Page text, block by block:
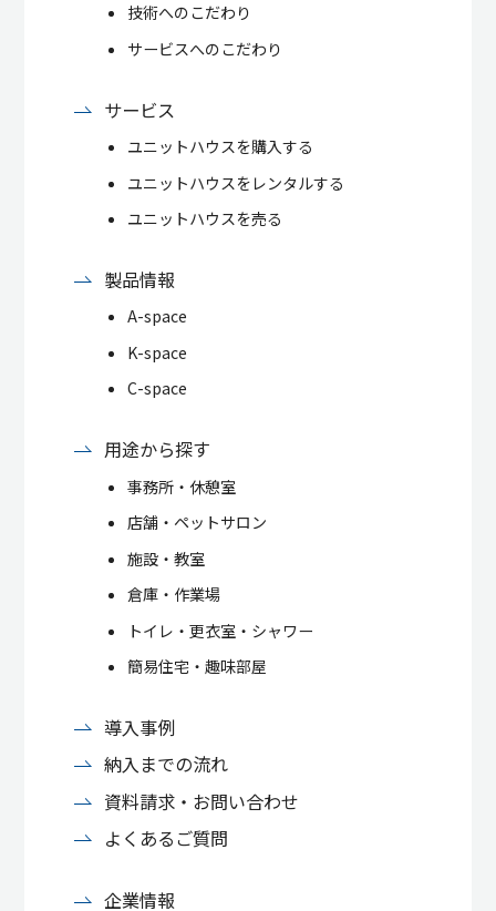
技術へのこだわり
サービスへのこだわり
サービス
ユニットハウスを購入する
ユニットハウスをレンタルする
ユニットハウスを売る
製品情報
A-space
K-space
C-space
用途から探す
事務所・休憩室
店舗・ペットサロン
施設・教室
倉庫・作業場
トイレ・更衣室・シャワー
簡易住宅・趣味部屋
導入事例
納入までの流れ
資料請求・お問い合わせ
よくあるご質問
企業情報